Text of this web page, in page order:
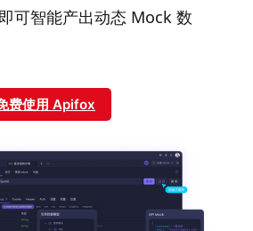
可智能产出动态 Mock 数
费使用 Apifox